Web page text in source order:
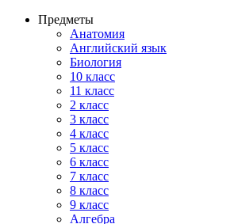
Предметы
Анатомия
Английский язык
Биология
10 класс
11 класс
2 класс
3 класс
4 класс
5 класс
6 класс
7 класс
8 класс
9 класс
Алгебра